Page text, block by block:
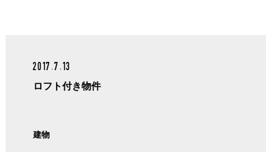
2017.7.13
ロフト付き物件
建物